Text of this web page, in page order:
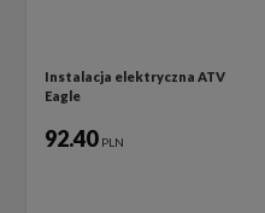
Instalacja elektryczna ATV
Eagle
92.40 PLN